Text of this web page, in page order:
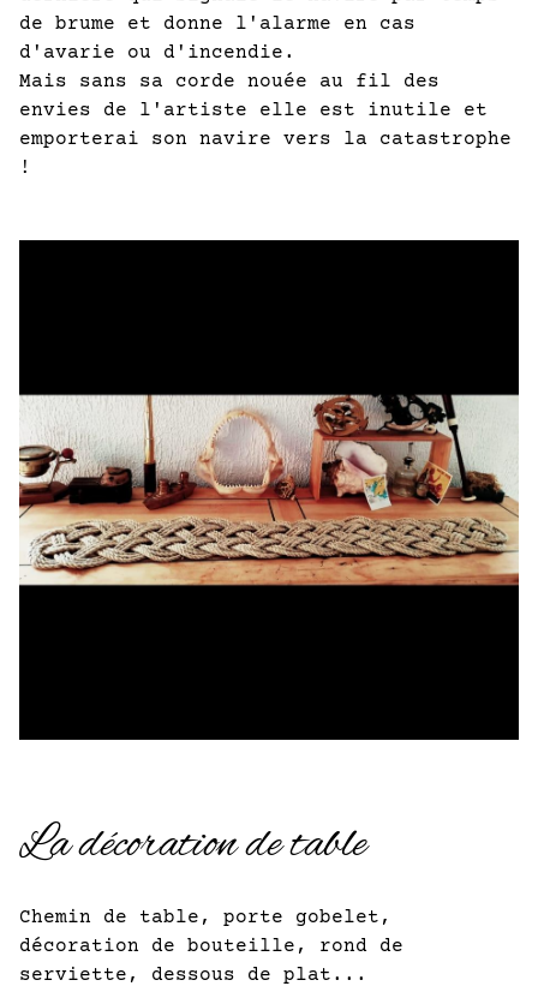
de brume et donne l'alarme en cas
d'avarie ou d'incendie.
Mais sans sa corde nouée au fil des
envies de l'artiste elle est inutile et
emporterai son navire vers la catastrophe
!
La décoration de table
Chemin de table, porte gobelet,
décoration de bouteille, rond de
serviette, dessous de plat...